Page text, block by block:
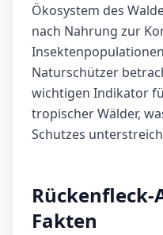
Ökosystem des
nach Nahrung zur
Naturschützer
wichtigen Indikator
tropischer Wälder,
Schutzes
Fakten